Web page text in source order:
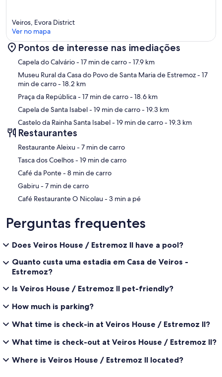
Mapa
Veiros, Evora District
Ver no mapa
Pontos de interesse nas imediações
Capela do Calvário- 17 min de carro- 17.9 km
Museu Rural da Casa do Povo de Santa Maria de Estremoz- 17
min de carro- 18.2 km
Praça da República- 17 min de carro- 18.6 km
Capela de Santa Isabel- 19 min de carro- 19.3 km
Castelo da Rainha Santa Isabel- 19 min de carro- 19.3 km
Restaurantes
‪Restaurante Aleixu - ‬7 min de carro
‪Tasca dos Coelhos - ‬19 min de carro
‪Café da Ponte - ‬8 min de carro
‪Gabiru - ‬7 min de carro
‪Café Restaurante O Nicolau - ‬3 min a pé
Perguntas frequentes
Does Veiros House / Estremoz II have a pool?
Quanto custa uma estadia em Casa de Veiros -
Estremoz?
Is Veiros House / Estremoz II pet-friendly?
How much is parking?
What time is check-in at Veiros House / Estremoz II?
What time is check-out at Veiros House / Estremoz II?
Where is Veiros House / Estremoz II located?